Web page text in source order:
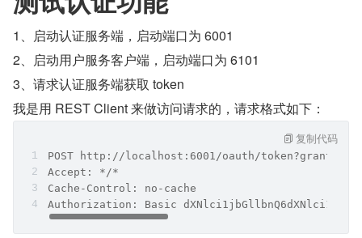
1、启动认证服务端，启动端口为 6001
2、启动用户服务客户端，启动端口为 6101
3、请求认证服务端获取 token
我是用 REST Client 来做访问请求的，请求格式如下：
POST http://localhost:6001/oauth/
Accept: */*
Cache-Control: no-cache
Authorization: Basic
复制代码